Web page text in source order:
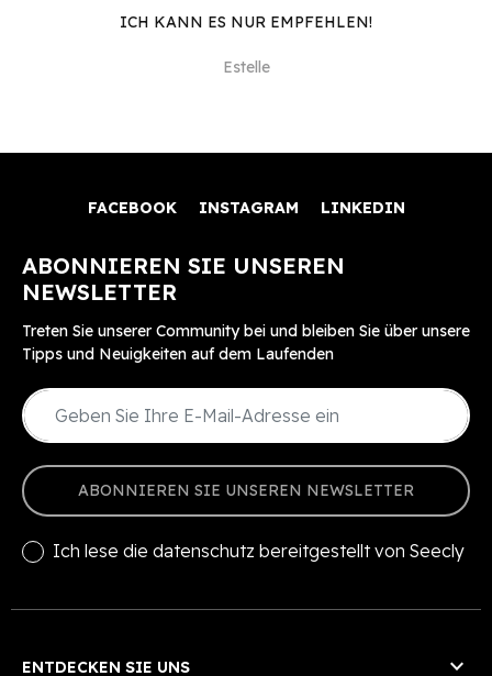
ICH KANN ES NUR EMPFEHLEN!
Estelle
FACEBOOK INSTAGRAM LINKEDIN
ABONNIEREN SIE UNSEREN
NEWSLETTER
Treten Sie unserer Community bei und bleiben Sie über unsere
Tipps und Neuigkeiten auf dem Laufenden
ABONNIEREN SIE UNSEREN NEWSLETTER
Ich lese die datenschutz bereitgestellt von Seecly
ENTDECKEN SIE UNS 